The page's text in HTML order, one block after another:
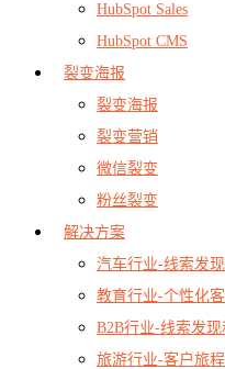
HubSpot Sales
HubSpot CMS
裂变海报
裂变海报
裂变营销
微信裂变
粉丝裂变
解决方案
汽车行业-线索发
教育行业-个性化
B2B行业-线索发
旅游行业-客户旅